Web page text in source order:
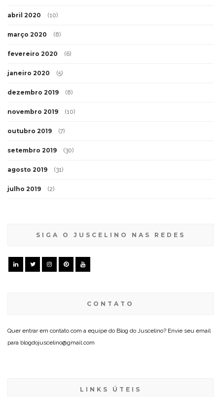
abril 2020 (10)
março 2020 (8)
fevereiro 2020 (6)
janeiro 2020 (5)
dezembro 2019 (8)
novembro 2019 (10)
outubro 2019 (7)
setembro 2019 (30)
agosto 2019 (31)
julho 2019 (2)
SIGA O JUSCELINO NAS REDES
CONTATO
Quer entrar em contato com a equipe do Blog do Juscelino? Envie seu email
para blogdojuscelino@gmail.com
LINKS ÚTEIS